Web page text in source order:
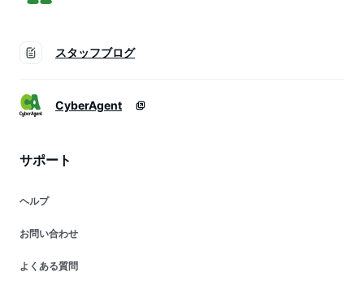
スタッフブログ
CyberAgent
サポート
ヘルプ
お問い合わせ
よくある質問